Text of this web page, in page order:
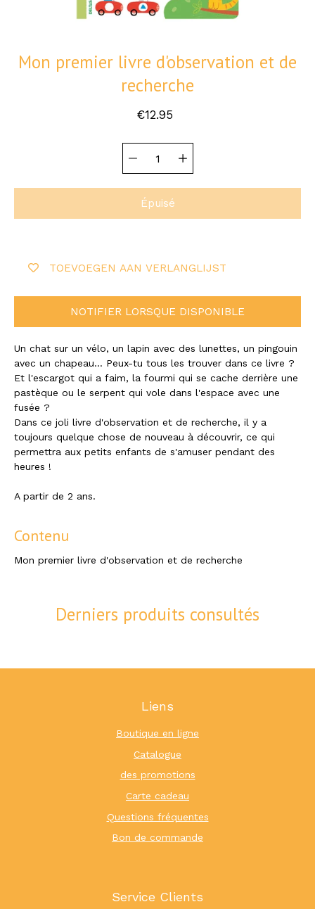
Mon premier livre d'observation et de
recherche
€12.95
une
variante
quantité
Épuisé
TOEVOEGEN AAN VERLANGLIJST
NOTIFIER LORSQUE DISPONIBLE
Un chat sur un vélo, un lapin avec des lunettes, un pingouin
avec un chapeau… Peux-tu tous les trouver dans ce livre ?
Et l'escargot qui a faim, la fourmi qui se cache derrière une
pastèque ou le serpent qui vole dans l'espace avec une
fusée ?
Dans ce joli livre d'observation et de recherche, il y a
toujours quelque chose de nouveau à découvrir, ce qui
permettra aux petits enfants de s'amuser pendant des
heures !
A partir de 2 ans.
Contenu
Mon premier livre d'observation et de recherche
Derniers produits consultés
Liens
Boutique en ligne
Catalogue
des promotions
Carte cadeau
Questions fréquentes
Bon de commande
Service Clients